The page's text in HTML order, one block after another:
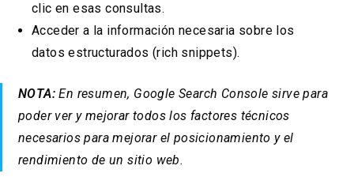
clic en esas consultas.
Acceder a la información necesaria sobre los
datos estructurados (rich snippets).
NOTA: En resumen, Google Search Console sirve para
poder ver y mejorar todos los factores técnicos
necesarios para mejorar el posicionamiento y el
rendimiento de un sitio web.